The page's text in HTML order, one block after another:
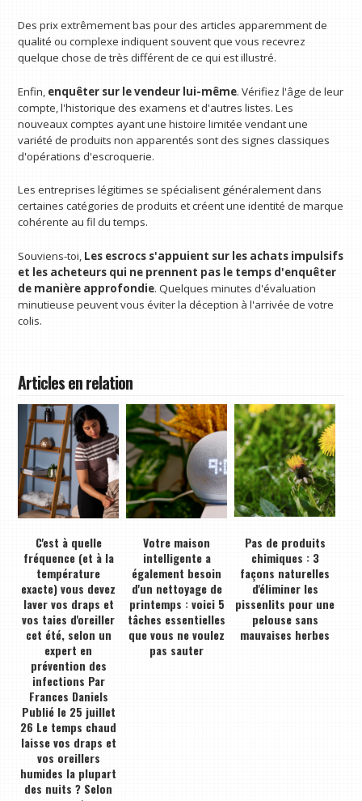
Des prix extrêmement bas pour des articles apparemment de
qualité ou complexe indiquent souvent que vous recevrez
quelque chose de très différent de ce qui est illustré.
Enfin, enquêter sur le vendeur lui-même. Vérifiez l'âge de leur
compte, l'historique des examens et d'autres listes. Les
nouveaux comptes ayant une histoire limitée vendant une
variété de produits non apparentés sont des signes classiques
d'opérations d'escroquerie.
Les entreprises légitimes se spécialisent généralement dans
certaines catégories de produits et créent une identité de marque
cohérente au fil du temps.
Souviens-toi, Les escrocs s'appuient sur les achats impulsifs
et les acheteurs qui ne prennent pas le temps d'enquêter
de manière approfondie. Quelques minutes d'évaluation
minutieuse peuvent vous éviter la déception à l'arrivée de votre
colis.
Articles en relation
C'est à quelle
fréquence (et à la
température
exacte) vous devez
laver vos draps et
vos taies d'oreiller
cet été, selon un
expert en
prévention des
infections Par
Frances Daniels
Publié le 25 juillet
26 Le temps chaud
laisse vos draps et
vos oreillers
humides la plupart
des nuits ? Selon
Votre maison
intelligente a
également besoin
d'un nettoyage de
printemps : voici 5
tâches essentielles
que vous ne voulez
pas sauter
Pas de produits
chimiques : 3
façons naturelles
d'éliminer les
pissenlits pour une
pelouse sans
mauvaises herbes